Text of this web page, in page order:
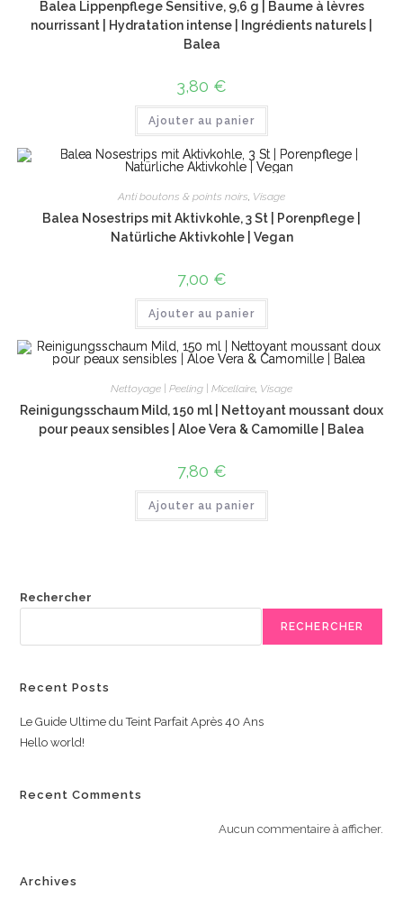
Balea Lippenpflege Sensitive, 9,6 g | Baume à lèvres
nourrissant | Hydratation intense | Ingrédients naturels |
Balea
3,80 €
Ajouter au panier
Anti boutons & points noirs Visage
Balea Nosestrips mit Aktivkohle, 3 St | Porenpflege |
Natürliche Aktivkohle | Vegan
7,00 €
Ajouter au panier
Nettoyage | Peeling | Micellaire, Visage
Reinigungsschaum Mild, 150 ml | Nettoyant moussant doux
pour peaux sensibles | Aloe Vera & Camomille | Balea
7,80 €
Ajouter au panier
Rechercher
RECHERCHER
Recent Posts
Le Guide Ultime du Teint Parfait Après 40 Ans
Hello world!
Recent Comments
Aucun commentaire à afficher.
Archives